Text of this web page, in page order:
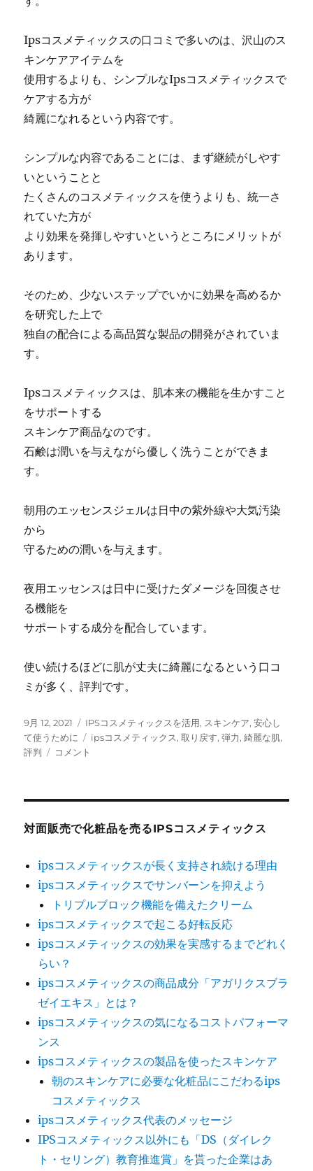
Ipsコスメティックスの口コミで多いのは、沢山のス
キンケアアイテムを
使用するよりも、シンプルなIpsコスメティックスで
ケアする方が
綺麗になれるという内容です。
シンプルな内容であることには、まず継続がしやす
いということと
たくさんのコスメティックスを使うよりも、統一さ
れていた方が
より効果を発揮しやすいというところにメリットが
あります。
そのため、少ないステップでいかに効果を高めるか
を研究した上で
独自の配合による高品質な製品の開発がされていま
す。
Ipsコスメティックスは、肌本来の機能を生かすこと
をサポートする
スキンケア商品なのです。
石鹸は潤いを与えながら優しく洗うことができま
す。
朝用のエッセンスジェルは日中の紫外線や大気汚染
から
守るための潤いを与えます。
夜用エッセンスは日中に受けたダメージを回復させ
る機能を
サポートする成分を配合しています。
使い続けるほどに肌が丈夫に綺麗になるという口コ
ミが多く、評判です。
投
稿
日:
9月 12, 2021
カ
テ
ゴ
IPSコスメティックスを活用, スキンケア,安心し
て使うために
タ
ipsコスメティックス,取り戻す,弾力,綺麗な肌,
評判
弾
戻
め
の
Ips
コ
ス
メ
ッ
ク
に
コメント
対面販売で化粧品を売るIPSコスメティックス
ipsコスメティックスが長く支持され続ける理由
ipsコスメティックスでサンバーンを抑えよう
トリプルブロック機能を備えたクリーム
ipsコスメティックスで起こる好転反応
ipsコスメティックスの効果を実感するまでどれく
らい？
ipsコスメティックスの商品成分「アガリクスブラ
ゼイエキス」とは？
ipsコスメティックスの気になるコストパフォーマ
ンス
ipsコスメティックスの製品を使ったスキンケア
朝のスキンケアに必要な化粧品にこだわるips
コスメティックス
ipsコスメティックス代表のメッセージ
IPSコスメティックス以外にも「DS（ダイレク
ト・セリング）教育推進賞」を貰った企業はあ